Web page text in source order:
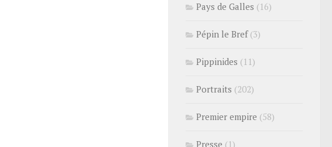
Pays de Galles (16)
Pépin le Bref(3)
Pippinides (11)
Portraits (202)
Premier empire (58)
Presse (1)